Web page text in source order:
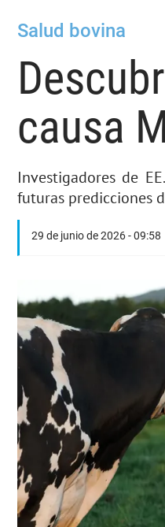
Salud bovina
causa
Investigadores de
futuras predicciones
29 de junio de 2026 - 09:58